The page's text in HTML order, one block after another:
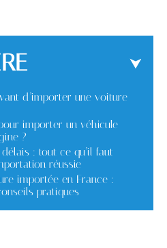
d’importer une voiture
importer un véhicule
?
: tout ce qu’il faut
réussie
importée en France :
pratiques